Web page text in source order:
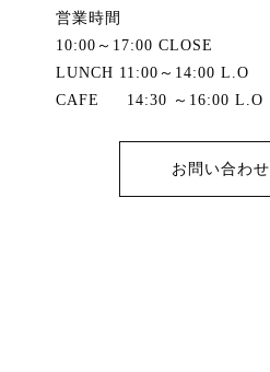
営業時間
10:00～17:00 CLOSE
LUNCH 11:00～14:00 L.O
CAFE 14:30 ～16:00 L.O
お問い合わ